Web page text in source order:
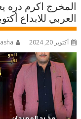
المخرج اكرم دره
العربي للابداع
أكتوبر 20, 2024